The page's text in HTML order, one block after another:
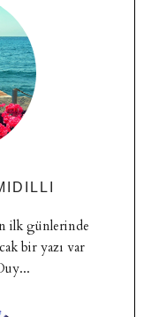
ilk günlerinde
bir yazı var